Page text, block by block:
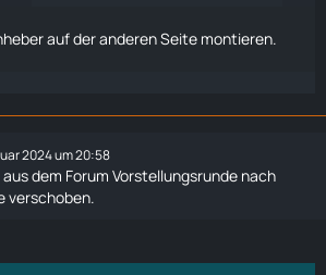
auf der anderen Seite montieren.
2024 um 20:58
dem Forum Vorstellungsrunde nach
verschoben.